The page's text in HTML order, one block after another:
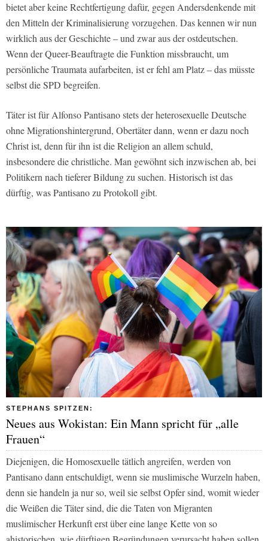
bietet aber keine Rechtfertigung dafür, gegen Andersdenkende mit
den Mitteln der Kriminalisierung vorzugehen. Das kennen wir nun
wirklich aus der Geschichte – und zwar aus der ostdeutschen.
Wenn der Queer-Beauftragte die Funktion missbraucht, um
persönliche Traumata aufarbeiten, ist er fehl am Platz – das müsste
selbst die SPD begreifen.
Täter ist für Alfonso Pantisano stets der heterosexuelle Deutsche
ohne Migrationshintergrund, Obertäter dann, wenn er dazu noch
Christ ist, denn für ihn ist die Religion an allem schuld,
insbesondere die christliche. Man gewöhnt sich inzwischen ab, bei
Politikern nach tieferer Bildung zu suchen. Historisch ist das
dürftig, was Pantisano zu Protokoll gibt.
STEPHANS SPITZEN:
Neues aus Wokistan: Ein Mann spricht für „alle
Frauen“
Diejenigen, die Homosexuelle tätlich angreifen, werden von
Pantisano dann entschuldigt, wenn sie muslimische Wurzeln haben,
denn sie handeln ja nur so, weil sie selbst Opfer sind, womit wieder
die Weißen die Täter sind, die die Taten von Migranten
muslimischer Herkunft erst über eine lange Kette von so